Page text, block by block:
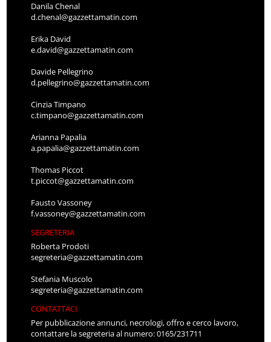
Danila Chenal
d.chenal@gazzettamatin.com
Erika David
e.david@gazzettamatin.com
Davide Pellegrino
d.pellegrino@gazzettamatin.com
Cinzia Timpano
c.timpano@gazzettamatin.com
Arianna Papalia
a.papalia@gazzettamatin.com
Thomas Piccot
t.piccot@gazzettamatin.com
Fausto Vassoney
f.vassoney@gazzettamatin.com
SEGRETERIA
Roberta Prodoti
segreteria@gazzettamatin.com
Stefania Muscolo
segreteria@gazzettamatin.com
CONTATTACI
Per pubblicazione annunci, necrologi, offro e cerco lavoro,
contattare la segreteria al numero: 0165/231711